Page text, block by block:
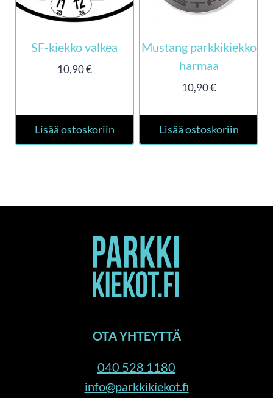
SF-kiekko valkea
10,90€
Lisää ostoskoriin
Mustang parkkikiekko
harmaa
10,90€
Lisää ostoskoriin
OTA YHTEYTTÄ
040 528 1180
info@parkkikiekot.fi